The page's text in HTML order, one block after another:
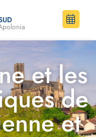
et les
de
et